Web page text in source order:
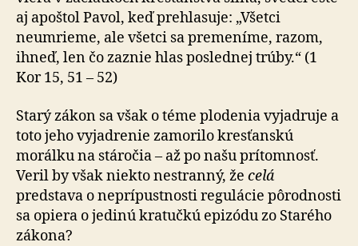
aj apoštol Pavol, keď prehlasuje: „Všetci
neumrieme, ale všetci sa premeníme, razom,
ihneď, len čo zaznie hlas poslednej trúby.“ (1
Kor 15, 51 – 52)
Starý zákon sa však o téme plodenia vyjadruje a
toto jeho vyjadrenie zamorilo kresťanskú
morálku na stáročia – až po našu prítomnosť.
Veril by však niekto nestranný, že celá
predstava o neprípustnosti regulácie pôrodnosti
sa opiera o jedinú kratučkú epizódu zo Starého
zákona?